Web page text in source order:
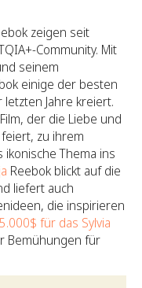
zeigen seit
Community. Mit
seinem
einige der besten
Jahre kreiert.
der die Liebe und
feiert, zu ihrem
Thema ins
Reebok blickt auf die
liefert auch
die inspirieren
für das Sylvia
Bemühungen für